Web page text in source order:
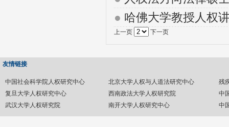
● 哈佛大学教授人权
上一页 下一页
友情链接
中国社会科学院人权研究中心 北京大学人权与人道法研究中心
残
复旦大学人权研究中心
西南政法大学人权研究院
中
武汉大学人权研究院
南开大学人权研究中心 中